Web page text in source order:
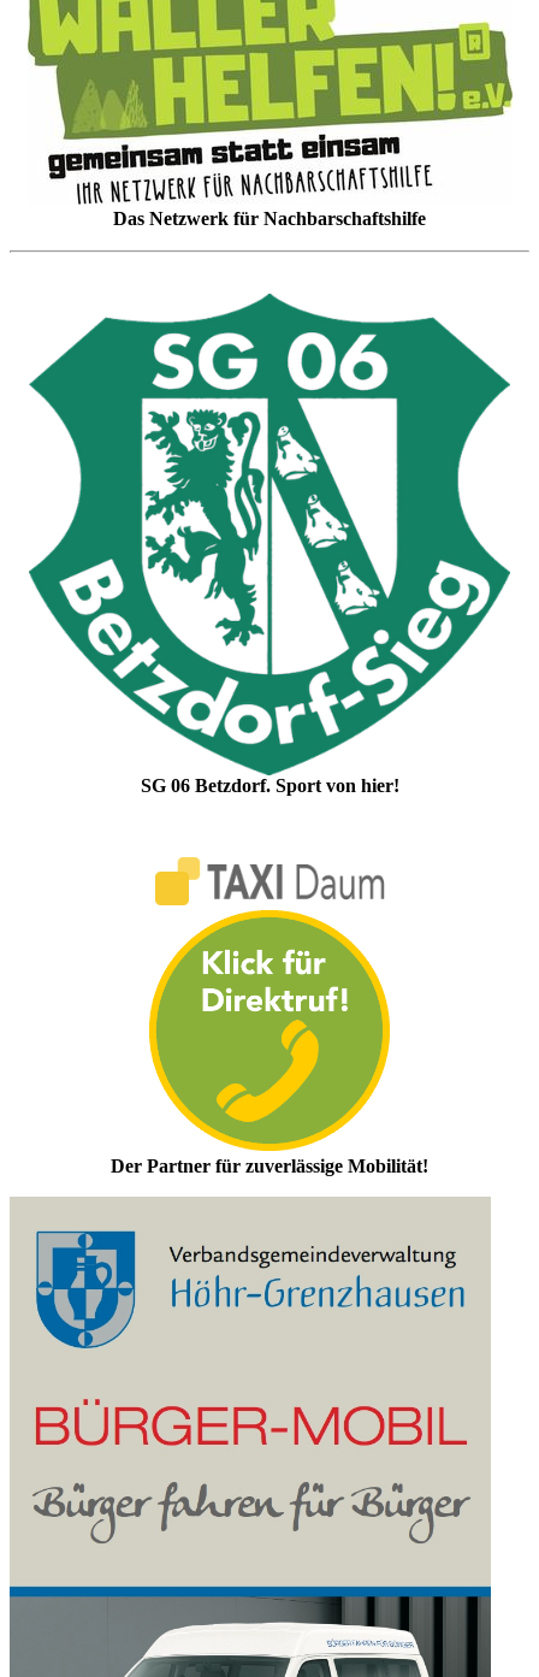
Das Netzwerk für Nachbarschaftshilfe
SG 06 Betzdorf. Sport von hier!
Der Partner für zuverlässige Mobilität!